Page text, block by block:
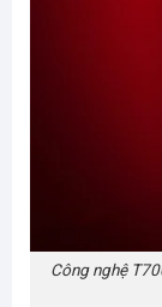
Công nghệ